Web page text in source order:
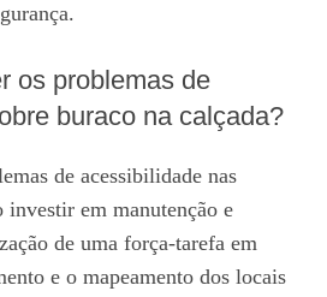
os problemas de
buraco na calçada?
de acessibilidade nas
investir em manutenção e
de uma força-tarefa em
e o mapeamento dos locais